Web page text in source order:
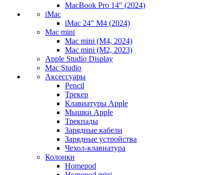
MacBook Pro 14" (2024)
iMac
iMac 24" M4 (2024)
Mac mini
Mac mini (M4, 2024)
Mac mini (M2, 2023)
Apple Studio Display
Mac Studio
Аксессуары
Pencil
Трекер
Клавиатуры Apple
Мышки Apple
Трекпады
Зарядные кабели
Зарядные устройства
Чехол-клавиатура
Колонки
Homepod